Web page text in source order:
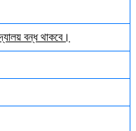
বন্ধ থাকবে।